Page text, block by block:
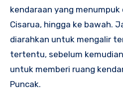
kendaraan yang menumpuk
Cisarua, hingga ke bawah.
diarahkan untuk mengalir
tertentu, sebelum
untuk memberi ruang
Puncak.